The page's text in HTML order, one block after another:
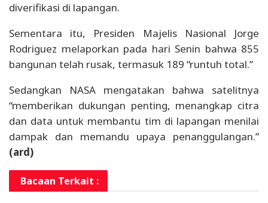
diverifikasi di lapangan.
Sementara itu, Presiden Majelis Nasional Jorge
Rodriguez melaporkan pada hari Senin bahwa 855
bangunan telah rusak, termasuk 189 “runtuh total.”
Sedangkan NASA mengatakan bahwa satelitnya
“memberikan dukungan penting, menangkap citra
dan data untuk membantu tim di lapangan menilai
dampak dan memandu upaya penanggulangan.”
(ard)
Bacaan Terkait :